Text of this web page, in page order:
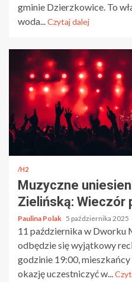
gminie Dzierzkowice. To
woda...Czytaj dalej
/H2
Muzyczne
Zielińską: Wieczór
Paulina Polak 5 października 2025
11 października w Dworku
odbędzie się wyjątkowy
godzinie 19:00,
okazję uczestniczyć w...